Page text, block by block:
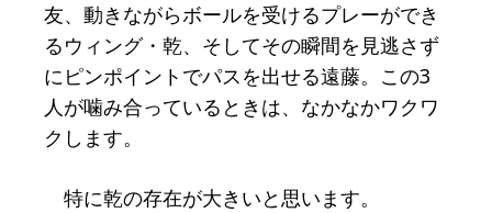
友、動きながらボールを受けるプレーができ
るウィング・乾、そしてその瞬間を見逃さず
にピンポイントでパスを出せる遠藤。この3
人が噛み合っているときは、なかなかワクワ
クします。
特に乾の存在が大きいと思います。